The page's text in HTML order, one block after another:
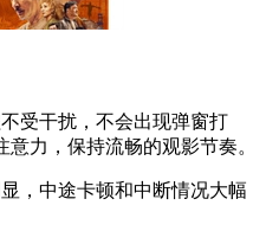
受干扰，不会出现弹窗打
力，保持流畅的观影节奏。
，中途卡顿和中断情况大幅